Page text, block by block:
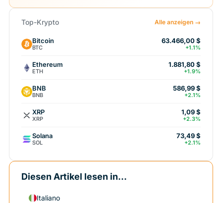
Top-Krypto Alle anzeigen →
Bitcoin
BTC
63.466,00 $
+1.1%
Ethereum
ETH
1.881,80 $
+1.9%
BNB
BNB
586,99 $
+2.1%
XRP
XRP
1,09 $
+2.3%
Solana
SOL
73,49 $
+2.1%
Diesen Artikel lesen in...
Italiano